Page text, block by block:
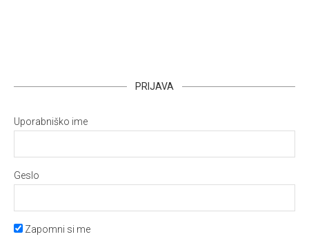
PRIJAVA
Uporabniško ime
Geslo
Zapomni si me